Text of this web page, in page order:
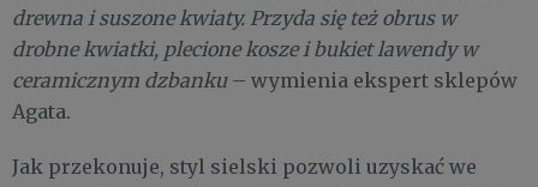
drewna i suszone kwiaty. Przyda się też obrus w
drobne kwiatki, plecione kosze i bukiet lawendy w
ceramicznym dzbanku– wymienia ekspert sklepów
Agata.
Jak przekonuje, styl sielski pozwoli uzyskać we